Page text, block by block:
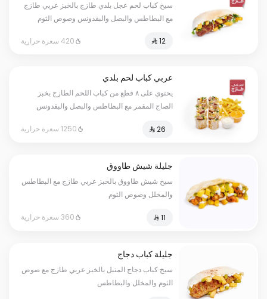
سيخ كباب لحم عجل بلدي طازج بالخبز عربي طازج
مع البطاطس والبصل والبقدونس وصوص الثوم
⁨⁦‪‬ 12⁩ 420 سعرة حرارية
عربي كباب لحم بلدي
يحتوي على ٨ قطع من كباب اللحم الطازج بخبز
الصاج المقمر مع البطاطس والبصل والبقدونس
1250 سعرة حرارية
جليلة شيش طاووق
سيخ شيش طاووق بالخبز عربي طازج مع البطاطس
والمخلل وصوص الثوم
360 سعرة حرارية
جليلة كباب دجاج
سيخ كباب دجاج المتبل بالخبز عربي طازج مع صوص
الثوم والمخلل والبطاطس